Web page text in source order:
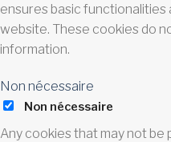
ensures basic
website. These cookies do
information.
Non nécessaire
Non nécessaire
Any cookies that may not